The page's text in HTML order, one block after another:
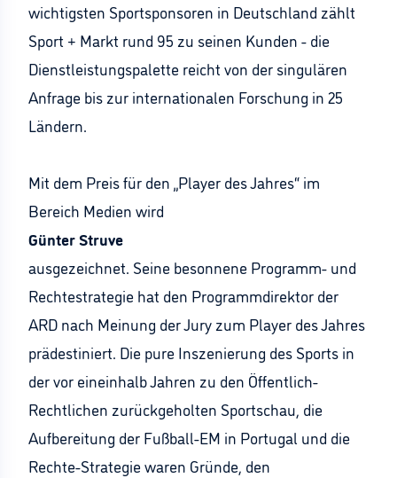
wichtigsten Sportsponsoren in Deutschland zählt
Sport + Markt rund 95 zu seinen Kunden - die
Dienstleistungspalette reicht von der singulären
Anfrage bis zur internationalen Forschung in 25
Ländern.
Mit dem Preis für den „Player des Jahres“ im
Bereich Medien wird
Günter Struve
ausgezeichnet. Seine besonnene Programm- und
Rechtestrategie hat den Programmdirektor der
ARD nach Meinung der Jury zum Player des Jahres
prädestiniert. Die pure Inszenierung des Sports in
der vor eineinhalb Jahren zu den Öffentlich-
Rechtlichen zurückgeholten Sportschau, die
Aufbereitung der Fußball-EM in Portugal und die
Rechte-Strategie waren Gründe, den